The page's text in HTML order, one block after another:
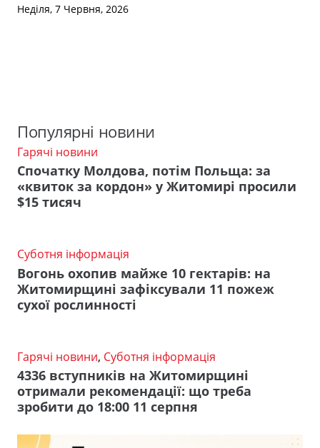
Неділя, 7 Червня, 2026
Популярні новини
Гарячі новини
Спочатку Молдова, потім Польща: за
«квиток за кордон» у Житомирі просили
$15 тисяч
Суботня інформація
Вогонь охопив майже 10 гектарів: на
Житомирщині зафіксували 11 пожеж
сухої рослинності
Гарячі новини, Суботня інформація
4336 вступників на Житомирщині
отримали рекомендації: що треба
зробити до 18:00 11 серпня